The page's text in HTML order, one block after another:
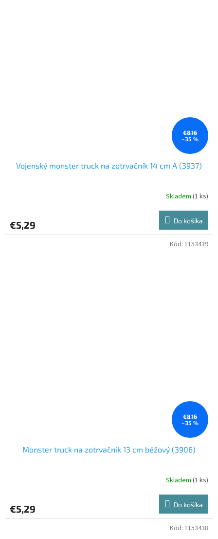
€8,16
–35 %
Vojenský monster truck na zotrvačník 14 cm A (3937)
Skladem (1 ks)
€5,29 Do košíka
€8,16
–35 %
Monster truck na zotrvačník 13 cm béžový (3906)
Skladem (1 ks)
€5,29 Do košíka
Kód: 1153439
Kód: 1153438